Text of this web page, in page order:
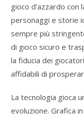
gioco d’azzardo con
personaggi e storie
sempre più
di gioco sicuro e
la fiducia dei
affidabili di
La tecnologia gioca
evoluzione. Grafica